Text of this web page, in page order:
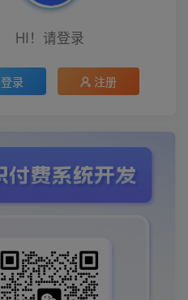
HI！请登录
登录 注册